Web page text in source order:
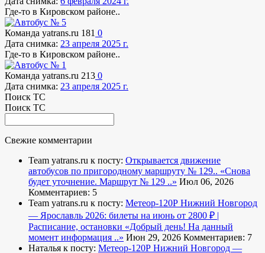
Где-то в Кировском районе..
Команда yatrans.ru 181 0
Дата снимка: 23 апреля 2025 г.
Где-то в Кировском районе..
Команда yatrans.ru 213 0
Дата снимка: 23 апреля 2025 г.
Поиск ТС
Поиск ТС
Свежие комментарии
Team yatrans.ru к посту: Открывается движение
автобусов по пригородному маршруту № 129.. «Снова
будет уточнение. Маршрут № 129 ..» Июл 06, 2026
Комментариев: 5
Team yatrans.ru к посту: Метеор-120Р Нижний Новгород
— Ярославль 2026: билеты на июнь от 2800 ₽ |
Расписание, остановки «Добрый день! На данный
момент информация ..» Июн 29, 2026 Комментариев: 7
Наталья к посту: Метеор-120Р Нижний Новгород —